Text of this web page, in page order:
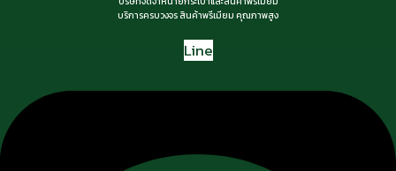
บริการครบวงจร สินค้าพรีเมียม คุณภาพสูง
Line